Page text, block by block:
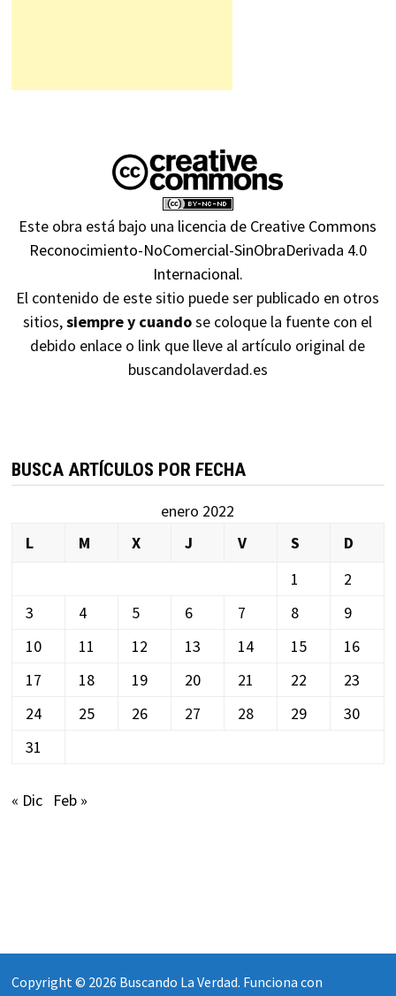
Este obra está bajo una licencia de Creative Commons
Reconocimiento-NoComercial-SinObraDerivada 4.0
Internacional.
El contenido de este sitio puede ser publicado en otros
sitios,siempre y cuandose coloque la fuente con el
debido enlace o link que lleve al artículo original de
buscandolaverdad.es
BUSCA ARTÍCULOS POR FECHA
enero 2022
L
M X J V S
D
1
2
3
4 5 6 7 8
9
10
11 12 13 14 15
16
17
18 19 20 21 22
23
24
25 26 27 28 29
30
31
« Dic Feb »
Copyright © 2026 Buscando La Verdad. Funciona con